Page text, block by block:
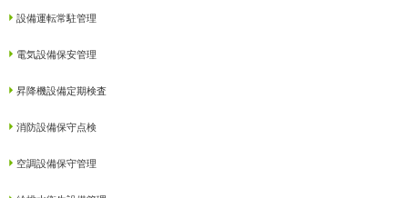
設備運転常駐管理
電気設備保安管理
昇降機設備定期検査
消防設備保守点検
空調設備保守管理